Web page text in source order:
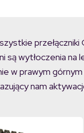
są wytłoczenia na
w prawym
nam